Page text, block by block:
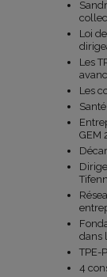
Loi
Les
Les
GEM
dans
TPE-
4